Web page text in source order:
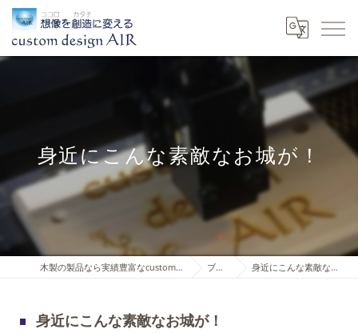
身近にこんな素敵なお城が！
木製の製品なら実績豊富なcustom design AIR ブログ 身近にこんな素敵なお城が！
身近にこんな素敵なお城が！